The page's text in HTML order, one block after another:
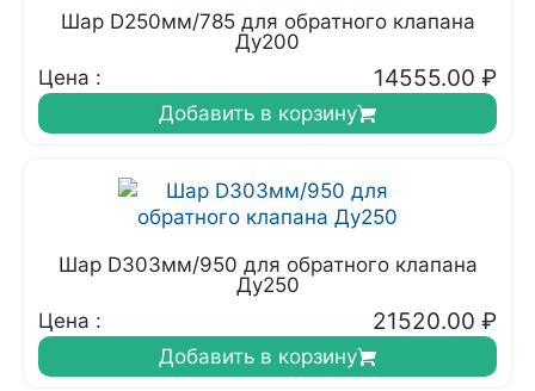
Шар D250мм/785 для обратного клапана
Ду200
Цена :
14555.00 ₽
Добавить в корзину
Шар D303мм/950 для обратного клапана
Ду250
Цена :
21520.00 ₽
Добавить в корзину